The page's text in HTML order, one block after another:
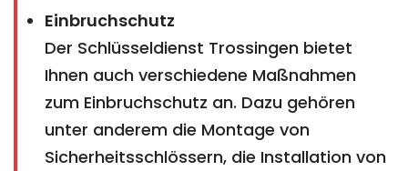
Einbruchschutz
Der Schlüsseldienst Trossingen bietet
Ihnen auch verschiedene Maßnahmen
zum Einbruchschutz an. Dazu gehören
unter anderem die Montage von
Sicherheitsschlössern, die Installation von